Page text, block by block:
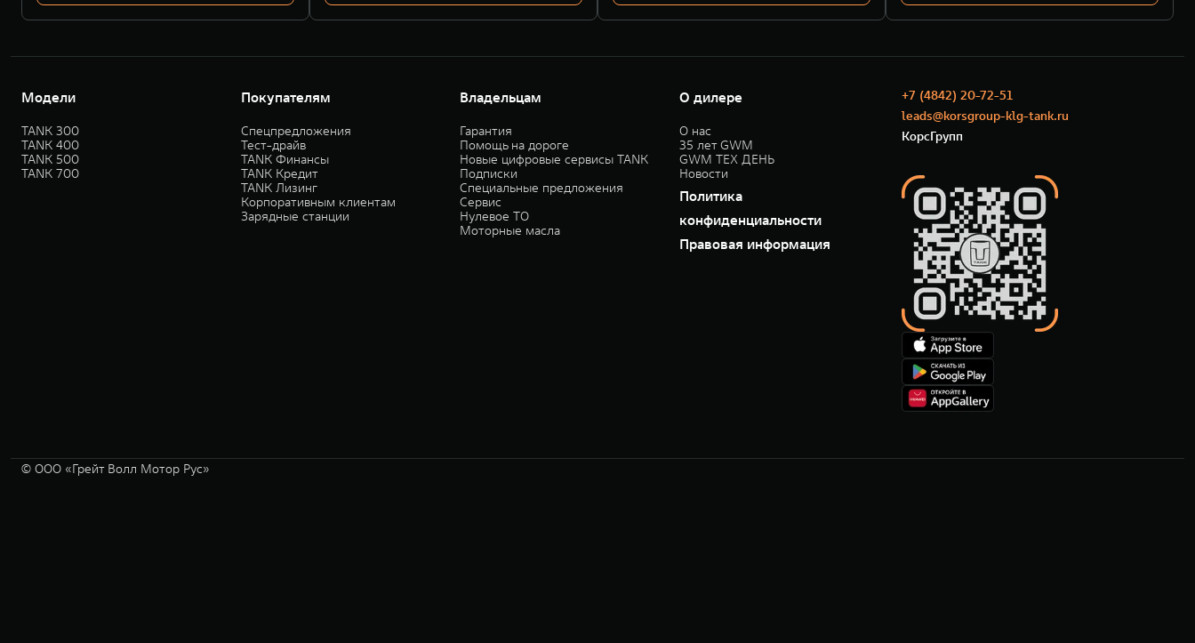
Модели
TANK 300
TANK 400
TANK 500
TANK 700
Покупателям
Спецпредложения
Тест-драйв
TANK Финансы
TANK Кредит
TANK Лизинг
Корпоративным клиентам
Зарядные станции
Владельцам
Гарантия
Помощь на дороге
Новые цифровые сервисы TANK
Подписки
Специальные предложения
Сервис
Нулевое ТО
Моторные масла
О дилере
О нас
35 лет GWM
GWM ТЕХ ДЕНЬ
Новости
Политика
конфиденциальности
Правовая информация
+7 (4842) 20-72-51
leads@korsgroup-klg-tank.ru
КорсГрупп
© ООО «Грейт Волл Мотор Рус»